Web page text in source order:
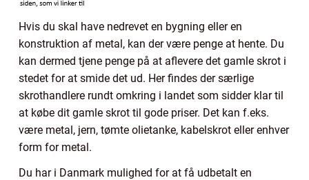
Hvis du skal have nedrevet en bygning eller en
konstruktion af metal, kan der være penge at hente. Du
kan dermed tjene penge på at aflevere det gamle skrot i
stedet for at smide det ud. Her findes der særlige
skrothandlere rundt omkring i landet som sidder klar til
at købe dit gamle skrot til gode priser. Det kan f.eks.
være metal, jern, tømte olietanke, kabelskrot eller enhver
form for metal.
Du har i Danmark mulighed for at få udbetalt en